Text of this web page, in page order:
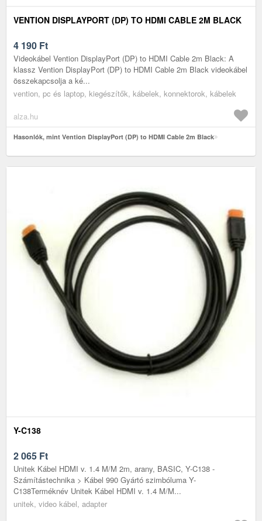
VENTION DISPLAYPORT (DP) TO HDMI CABLE 2M BLACK
4 190 Ft
Videokábel Vention DisplayPort (DP) to HDMI Cable 2m Black: A
klassz Vention DisplayPort (DP) to HDMI Cable 2m Black videokábel
összekapcsolja a ké...
vention, pc és laptop, kiegészítők, kábelek, konnektorok, kábelek
alza.hu
Hasonlók, mint Vention DisplayPort (DP) to HDMI Cable 2m Black
Y-C138
2 065 Ft
Unitek Kábel HDMI v. 1.4 M/M 2m, arany, BASIC, Y-C138 -
Számítástechnika > Kábel 990 Gyártó szimbóluma Y-
C138Terméknév Unitek Kábel HDMI v. 1.4 M/M...
unitek, video kábel, adapter